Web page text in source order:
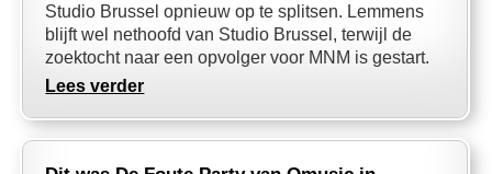
Studio Brussel opnieuw op te splitsen. Lemmens
blijft wel nethoofd van Studio Brussel, terwijl de
zoektocht naar een opvolger voor MNM is gestart.
Lees verder